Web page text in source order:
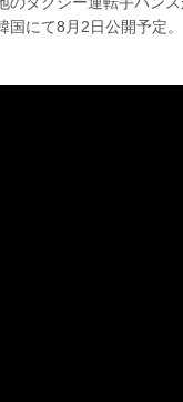
にて8月2日公開予定。